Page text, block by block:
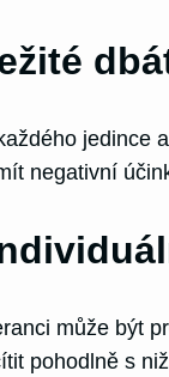
jedince
negativní
může být
pohodlně s